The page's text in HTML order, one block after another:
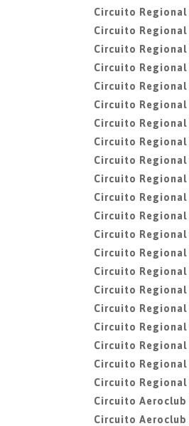
Circuito Regional
Circuito Regional
Circuito Regional
Circuito Regional
Circuito Regional
Circuito Regional
Circuito Regional
Circuito Regional
Circuito Regional
Circuito Regional
Circuito Regional
Circuito Regional
Circuito Regional
Circuito Regional
Circuito Regional
Circuito Regional
Circuito Regional
Circuito Regional
Circuito Regional
Circuito Regional
Circuito Regional
Circuito Aeroclub
Circuito Aeroclub